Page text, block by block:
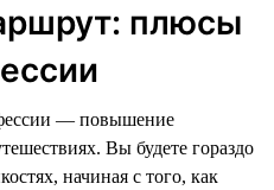
плюсы
— повышение
Вы будете гораздо
начиная с того, как